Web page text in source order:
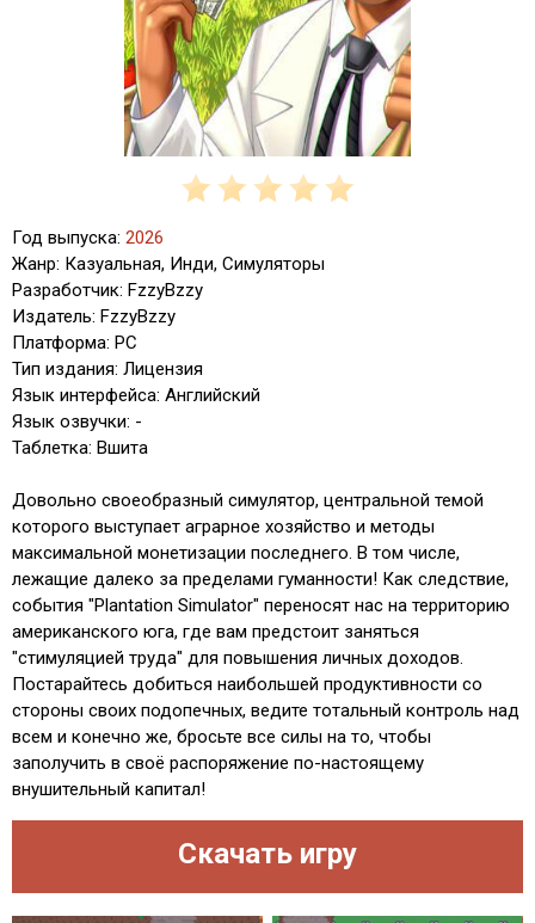
Год выпуска: 2026
Жанр: Казуальная, Инди, Симуляторы
Разработчик: FzzyBzzy
Издатель: FzzyBzzy
Платформа: PC
Тип издания: Лицензия
Язык интерфейса: Английский
Язык озвучки: -
Таблетка: Вшита
Довольно своеобразный симулятор, центральной темой
которого выступает аграрное хозяйство и методы
максимальной монетизации последнего. В том числе,
лежащие далеко за пределами гуманности! Как следствие,
события "Plantation Simulator" переносят нас на территорию
американского юга, где вам предстоит заняться
"стимуляцией труда" для повышения личных доходов.
Постарайтесь добиться наибольшей продуктивности со
стороны своих подопечных, ведите тотальный контроль над
всем и конечно же, бросьте все силы на то, чтобы
заполучить в своё распоряжение по-настоящему
внушительный капитал!
Скачать игру